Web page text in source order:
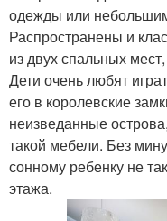
одежды или
Распространены и
из двух спальных
Дети очень любят
его в королевские
неизведанные
такой мебели. Без
сонному ребенку не
этажа.